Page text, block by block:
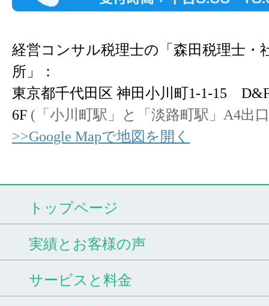
経営コンサル税理士の「森田税理士・
所」：
東京都千代田区 神田小川町1-1-15
6F (「小川町駅」と「淡路町駅」A4出
>>Google Mapで地図を開く
トップページ
実績とお客様の声
サービスと料金